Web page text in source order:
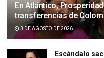
En Atlántico,
transferencias de
3 DE AGOSTO DE 2026
Escándalo